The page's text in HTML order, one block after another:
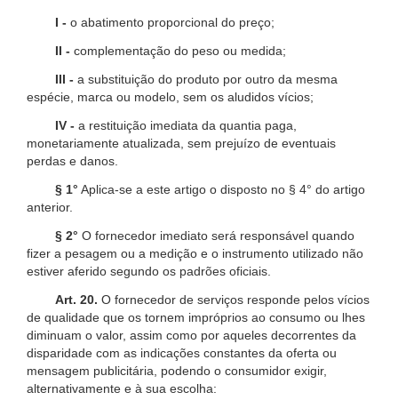
I - o abatimento proporcional do preço;
II - complementação do peso ou medida;
III - a substituição do produto por outro da mesma
espécie, marca ou modelo, sem os aludidos vícios;
IV - a restituição imediata da quantia paga,
monetariamente atualizada, sem prejuízo de eventuais
perdas e danos.
§ 1° Aplica-se a este artigo o disposto no § 4° do artigo
anterior.
§ 2° O fornecedor imediato será responsável quando
fizer a pesagem ou a medição e o instrumento utilizado não
estiver aferido segundo os padrões oficiais.
Art. 20. O fornecedor de serviços responde pelos vícios
de qualidade que os tornem impróprios ao consumo ou lhes
diminuam o valor, assim como por aqueles decorrentes da
disparidade com as indicações constantes da oferta ou
mensagem publicitária, podendo o consumidor exigir,
alternativamente e à sua escolha: